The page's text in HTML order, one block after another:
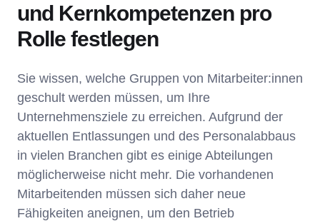
und Kernkompetenzen pro
Rolle festlegen
Sie wissen, welche Gruppen von Mitarbeiter:innen
geschult werden müssen, um Ihre
Unternehmensziele zu erreichen. Aufgrund der
aktuellen Entlassungen und des Personalabbaus
in vielen Branchen gibt es einige Abteilungen
möglicherweise nicht mehr. Die vorhandenen
Mitarbeitenden müssen sich daher neue
Fähigkeiten aneignen, um den Betrieb